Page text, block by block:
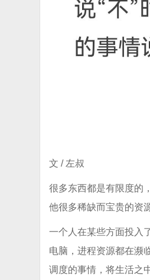
文 / 左叔
很多东西都是有限度的
他很多稀缺而宝贵的资
一个人在某些方面投入
电脑，进程资源都在濒
调度的事情，将生活之